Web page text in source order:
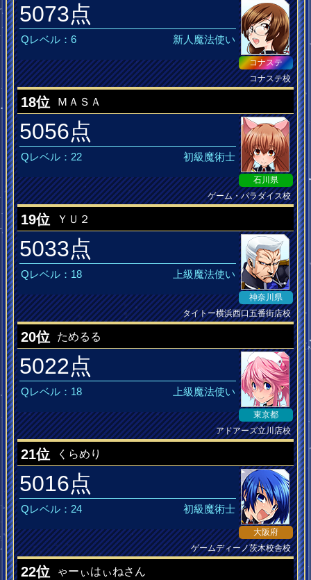
5073点
Qレベル：6 新人魔法使い
コナステ
コナステ校
18位 ＭＡＳＡ
5056点
Qレベル：22 初級魔術士
石川県
ゲーム・パラダイス校
19位 ＹＵ２
5033点
Qレベル：18 上級魔法使い
神奈川県
タイトー横浜西口五番街店校
20位 ためるる
5022点
Qレベル：18 上級魔法使い
東京都
アドアーズ立川店校
21位 くらめり
5016点
Qレベル：24 初級魔術士
大阪府
ゲームディーノ茨木校舎校
22位 ゃーぃはぃねさん